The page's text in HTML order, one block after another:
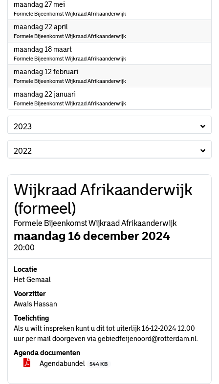
maandag 27 mei
Formele Bijeenkomst Wijkraad Afrikaanderwijk
maandag 22 april
Formele Bijeenkomst Wijkraad Afrikaanderwijk
maandag 18 maart2024
Formele Bijeenkomst Wijkraad Afrikaanderwijk
maandag 12 februari
Formele Bijeenkomst Wijkraad Afrikaanderwijk
maandag 22 januari
Formele Bijeenkomst Wijkraad Afrikaanderwijk
2023
2022
Wijkraad Afrikaanderwijk
(formeel)
Formele Bijeenkomst Wijkraad Afrikaanderwijk
maandag 16 december 2024
20:00
Locatie
Het Gemaal
Voorzitter
Awais Hassan
Toelichting
Als u wilt inspreken kunt u dit tot uiterlijk 16-12-2024 12.00
uur per mail doorgeven via gebiedfeijenoord@rotterdam.nl.
Agenda documenten
Agendabundel
544 KB